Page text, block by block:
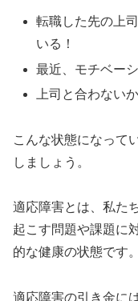
転職した先の上
いる！
最近、モチベー
上司と合わない
こんな状態になって
しましょう。
適応障害とは、私た
起こす問題や課題に
的な健康の状態です。
適応障害の引き金には